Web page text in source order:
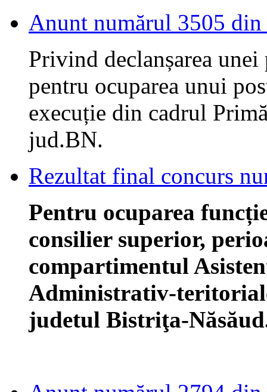
Anunt numărul 3505
Privind declanșarea
pentru ocuparea unui
execuție din cadrul
jud.BN.
Rezultat final concurs
Pentru ocuparea
consilier superior,
compartimentul
Administrativ-
judetul Bistriţa-